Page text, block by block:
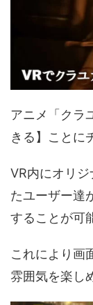
アニメ「クラ
きる】ことに
VR内にオリ
たユーザー達
することが可
これにより画
雰囲気を楽し